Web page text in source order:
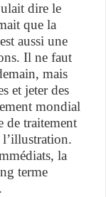
dire le
que la
aussi une
Il ne faut
mais
et jeter des
mondial
de traitement
la
terme